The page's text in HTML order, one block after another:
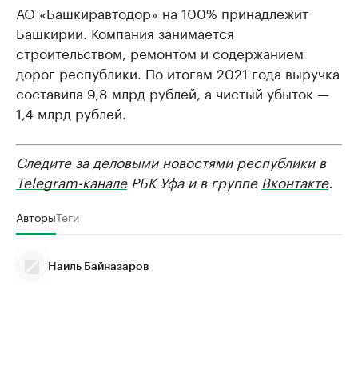
АО «Башкиравтодор» на 100% принадлежит
Башкирии. Компания занимается
строительством, ремонтом и содержанием
дорог республики. По итогам 2021 года выручка
составила 9,8 млрд рублей, а чистый убыток —
1,4 млрд рублей.
Следите за деловыми новостями республики в
Telegram-каналеРБК Уфа и в группе Вконтакте.
АвторыТеги
Наиль Байназаров